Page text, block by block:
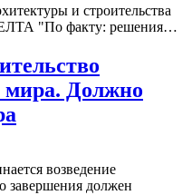
и строительства
"По факту: решения…
мира. Должно
возведение
завершения должен